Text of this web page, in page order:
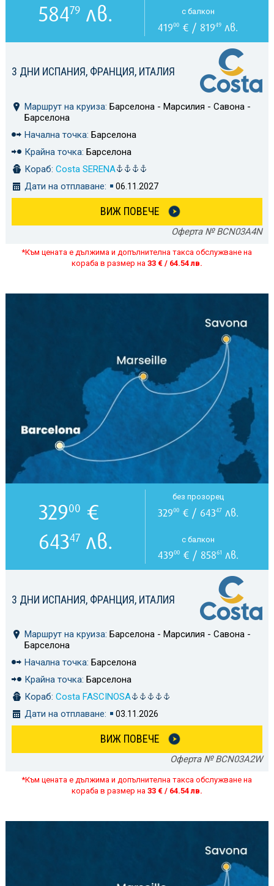
3 ДНИ ИСПАНИЯ, ФРАНЦИЯ, ИТАЛИЯ
Маршрут на круиза: Барселона - Марсилия - Савона -
Барселона
Начална точка: Барселона
Крайна точка: Барселона
Кораб: Costa SERENA
Дати на отплаване:
06.11.2027
ВИЖ ПОВЕЧЕ
Оферта № BCN03A4N
58479лв. с балкон
41900 € / 81949 лв.
*Към цената е дължима и допълнителна такса обслужване на
кораба в размер на 33 € / 64.54 лв.
3 ДНИ ИСПАНИЯ, ФРАНЦИЯ, ИТАЛИЯ
Маршрут на круиза: Барселона - Марсилия - Савона -
Барселона
Начална точка: Барселона
Крайна точка: Барселона
Кораб: Costa FASCINOSA
Дати на отплаване:
03.11.2026
ВИЖ ПОВЕЧЕ
Оферта № BCN03A2W
32900 €
64347 лв.
без прозорец
32900 € / 64347 лв.
с балкон
43900 € / 85861 лв.
*Към цената е дължима и допълнителна такса обслужване на
кораба в размер на 33 € / 64.54 лв.